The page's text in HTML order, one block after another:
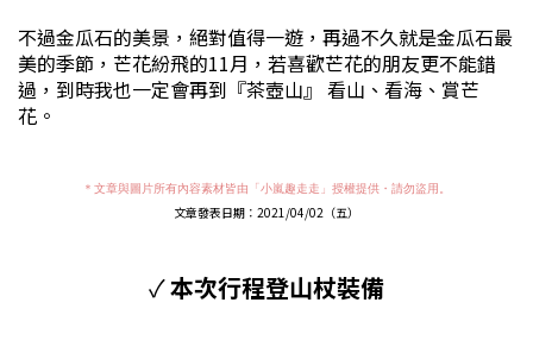
不過金瓜石的美景，絕對值得一遊，再過不久就是金瓜石最
美的季節，芒花紛飛的11月，若喜歡芒花的朋友更不能錯
過，到時我也一定會再到『茶壺山』 看山、看海、賞芒
花。
＊文章與圖片所有內容素材皆由「小嵐趣走走」授權提供・請勿盜用。
文章發表日期：2021/04/02（五）
✓本次行程登山杖裝備